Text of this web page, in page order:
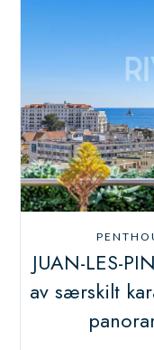
JUAN-LES-
av særskilt